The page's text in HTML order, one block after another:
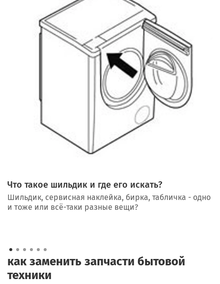
Что такое шильдик и где его искать?
Шильдик, сервисная наклейка, бирка, табличка - одно
и тоже или всё-таки разные вещи?
как заменить запчасти бытовой
техники